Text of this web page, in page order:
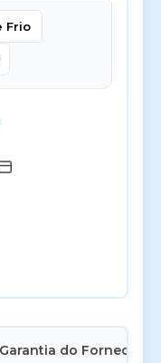
Frio
Garantia do Fornecedor